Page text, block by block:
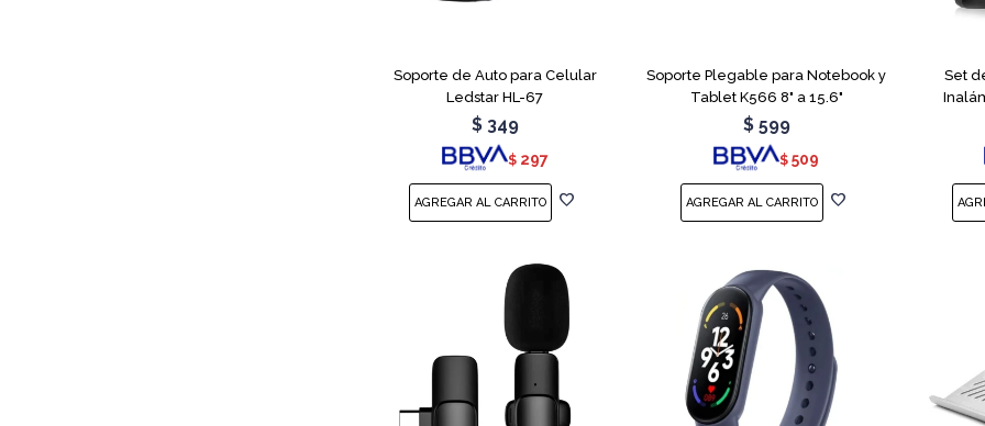
Soporte de Auto para Celular
Ledstar HL-67
$ 349
$ 297
Soporte Plegable para Notebook y
Tablet K566 8" a 15.6"
$ 599
$ 509
Set